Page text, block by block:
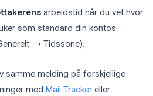
arbeidstid når du vet hvor
som standard din kontos
→ Tidssone).
samme melding på forskjellige
med Mail Tracker eller